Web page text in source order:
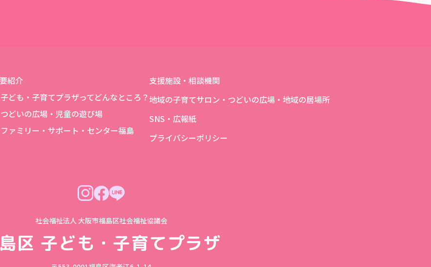
紹介
子ども・子育てプラザってどんなところ？
つどいの広場・児童の遊び場
ファミリー・サポート・センター福島
支援施設・相談機関
地域の子育てサロン・つどいの広場・地域の居場所
SNS・広報紙
プライバシーポリシー
社会福祉法人 大阪市福島区社会福祉協議会
区 子ども・子育てプラザ